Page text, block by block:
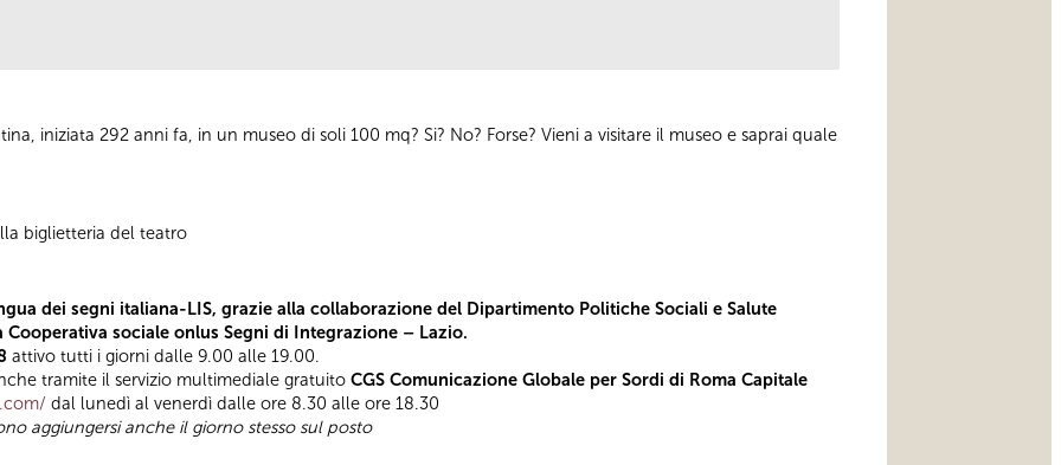
iniziata 292 anni fa, in un museo di soli 100 mq? Si? No? Forse? Vieni a visitare il museo e saprai quale
biglietteria del teatro
dei segni italiana-LIS, grazie alla collaborazione del Dipartimento Politiche Sociali e Salute
Cooperativa sociale onlus Segni di Integrazione – Lazio.
attivo tutti i giorni dalle 9.00 alle 19.00.
tramite il servizio multimediale gratuito CGS Comunicazione Globale per Sordi di Roma Capitale
dal lunedì al venerdì dalle ore 8.30 alle ore 18.30
aggiungersi anche il giorno stesso sul posto